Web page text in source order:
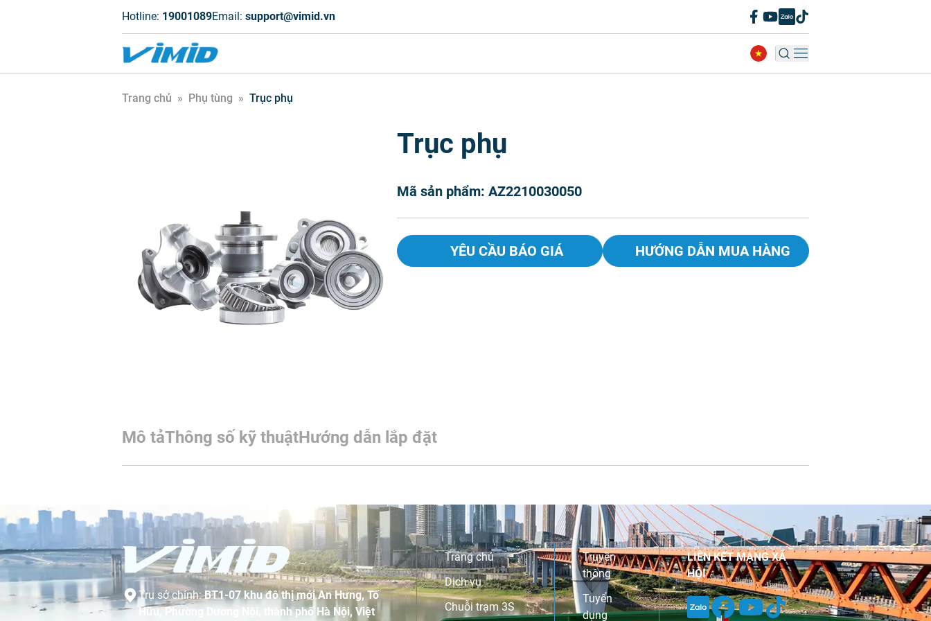
Hotline: 19001089Email: support@vimid.vn
Trang chủ » Phụ tùng » Trục phụ
Trục phụ
Mã sản phẩm: AZ2210030050
YÊU CẦU BÁO GIÁ HƯỚNG DẪN MUA HÀNG
Mô tảThông số kỹ thuậtHướng dẫn lắp đặt
Trụ sở chính:BT1-07 khu đô thị mới An Hưng, Tố
Hữu, Phường Dương Nội, thành phố Hà Nội, Việt
Trang chủ
Dịch vụ
Chuỗi trạm 3S
Truyền
thông
Tuyển
dụng
LIÊN KẾT MẠNG XÃ
HỘI